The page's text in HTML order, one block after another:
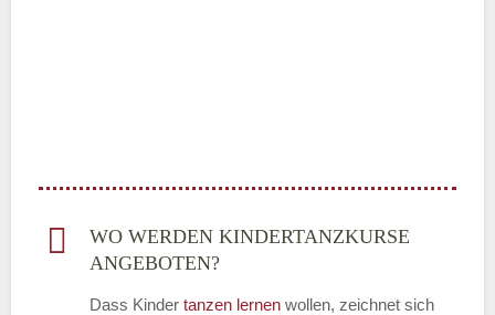
WO WERDEN KINDERTANZKURSE
ANGEBOTEN?
Dass Kinder tanzen lernen wollen, zeichnet sich